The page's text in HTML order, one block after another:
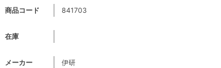
商品コード 841703
在庫
メーカー 伊研